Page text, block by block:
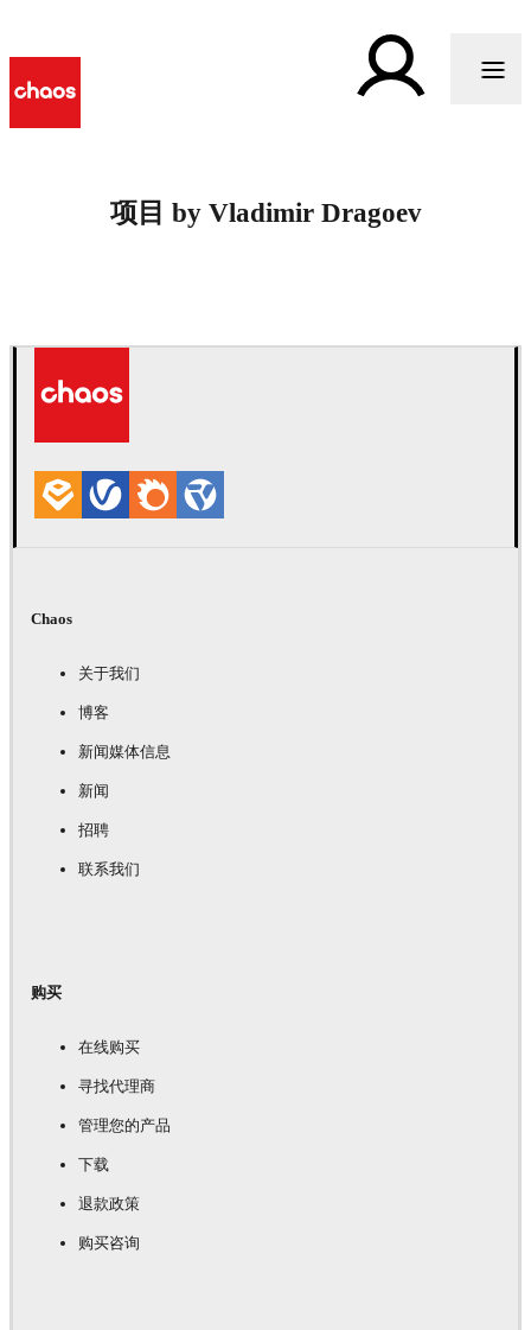
项目 by Vladimir Dragoev
Chaos
关于我们
博客
新闻媒体信息
新闻
招聘
联系我们
购买
在线购买
寻找代理商
管理您的产品
下载
退款政策
购买咨询